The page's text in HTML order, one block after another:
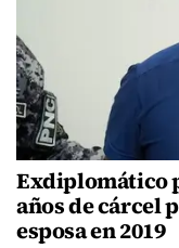
Exdiplomático
años de cárcel
esposa en 2019